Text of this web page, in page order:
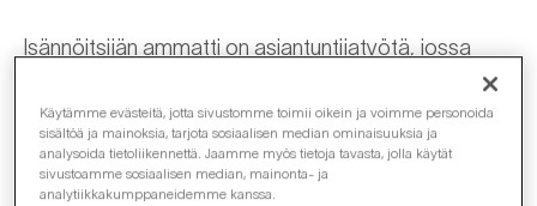
Isännöitsijän ammatti on asiantuntijatyötä, jossa
vaaditaan paitsi kykyä hallita kokonaisuuksia, myös
halua tehdä odotukset ylittävää asiakaspalvelua.
Retta Isännöinnin marraskuussa startanneeseen
isännöitsijä trainee-ohjelmaan valittiin 8 henkilöä
Käytämme evästeitä, jotta sivustomme toimii oikein ja voimme personoida
sisältöä ja mainoksia, tarjota sosiaalisen median ominaisuuksia ja
analysoida tietoliikennettä. Jaamme myös tietoja tavasta, jolla käytät
sivustoamme sosiaalisen median, mainonta- ja
analytiikkakumppaneidemme kanssa.